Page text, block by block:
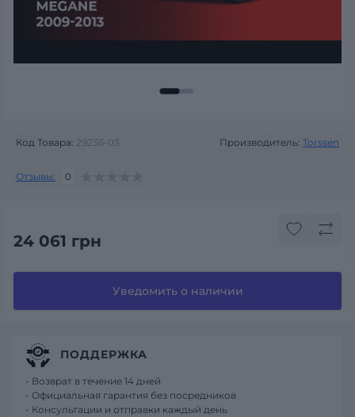
Код Товара: 29236-03 Производитель: Torssen
Отзывы: 0
24 061 грн
Уведомить о наличии
ПОДДЕРЖКА
- Возврат в течение 14 дней
- Официальная гарантия без посредников
- Консультации и отправки каждый день